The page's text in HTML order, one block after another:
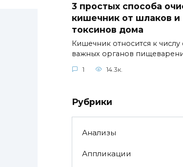
3 простых способа
кишечник от шлаков и
токсинов дома
Кишечник относится к числу
важных органов
1 14.3к.
Рубрики
Анализы
Аппликации